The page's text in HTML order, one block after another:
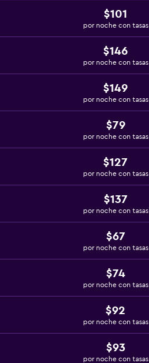
$101
por noche con tasas
$146
por noche con tasas
$149
por noche con tasas
$79
por noche con tasas
$127
por noche con tasas
$137
por noche con tasas
$67
por noche con tasas
$74
por noche con tasas
$92
por noche con tasas
$93
por noche con tasas